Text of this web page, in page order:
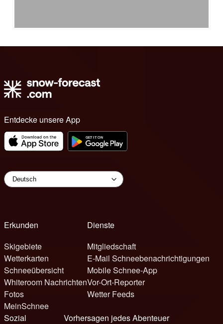
Entdecke unsere App
Erkunden
Skigebiete
Wetterkarten
Schneeübersicht
Whiteroom Nachrichten
Fotos
MeinSchnee
Dienste
Mitgliedschaft
E-Mail Schneebenachrichtigungen
Mobile Schnee-App
Vor-Ort-Reporter
Wetter Feeds
Sozial
Vorhersagen jedes Abenteuer